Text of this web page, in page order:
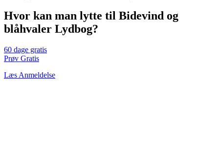
Hvor kan man lytte til Bidevind og
blåhvaler Lydbog?
60 dage gratis
Prøv Gratis
Læs Anmeldelse